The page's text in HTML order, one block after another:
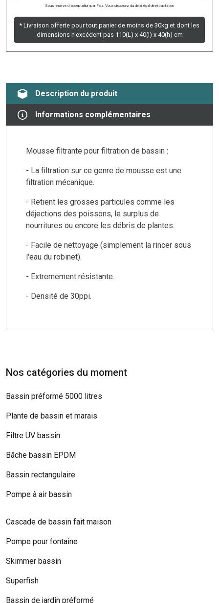
Sous réserve d’acceptation par Floa. Vous disposez du délai légal de rétractation
* Livraison offerte pour tout panier de moins de 30kg et dont les
dimensions n'excédent pas 110(L) x 40(l) x 40(h) cm
Description du produit
Informations complémentaires
Mousse filtrante pour filtration de bassin :
- La filtration sur ce genre de mousse est une
filtration mécanique.
- Retient les grosses particules comme les
déjections des poissons, le surplus de
nourritures ou encore les débris de plantes.
- Facile de nettoyage (simplement la rincer sous
l'eau du robinet).
- Extremement résistante.
- Densité de 30ppi.
Nos catégories du moment
Bassin préformé 5000 litres
Plante de bassin et marais
Filtre UV bassin
Bâche bassin EPDM
Bassin rectangulaire
Pompe à air bassin
Cascade de bassin fait maison
Pompe pour fontaine
Skimmer bassin
Superfish
Bassin de jardin préformé